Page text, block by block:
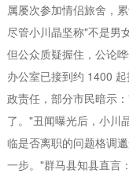
属屡次参加情侣旅舍，
尽管小川晶坚称"不是男
但公众质疑握住，公论
办公室已接到约 1400
政责任，部分市民暗示
了。"丑闻曝光后，小川
临是否离职的问题格调
一步。"群马县知县直言